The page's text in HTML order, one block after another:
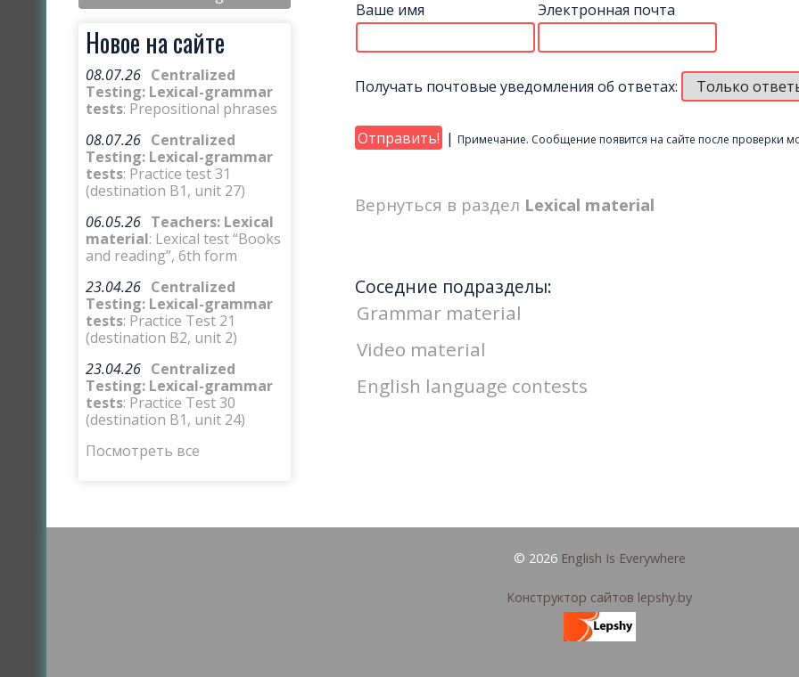
Новое на сайте
08.07.26 Centralized
Testing: Lexical-grammar
tests: Prepositional phrases
08.07.26 Centralized
Testing: Lexical-grammar
tests: Practice test 31
(destination B1, unit 27)
06.05.26 Teachers: Lexical
material: Lexical test “Books
and reading”, 6th form
23.04.26 Centralized
Testing: Lexical-grammar
tests: Practice Test 21
(destination B2, unit 2)
23.04.26 Centralized
Testing: Lexical-grammar
tests: Practice Test 30
(destination B1, unit 24)
Посмотреть все
Ваше имя Электронная почта
Получать почтовые уведомления об ответах:
| Примечание. Сообщение появится на сайте после проверки
Вернуться в раздел Lexical material
Соседние подразделы:
Grammar material
Video material
English language contests
© 2026 English Is Everywhere
Конструктор сайтов lepshy.by